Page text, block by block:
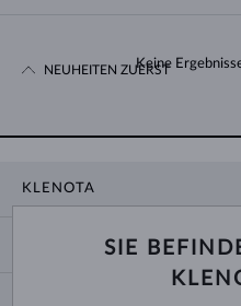
Keine
NEUHEITEN ZUERST
KLENOTA
SHOWROOM
ZAHLUNG UND VERSAND
SIE